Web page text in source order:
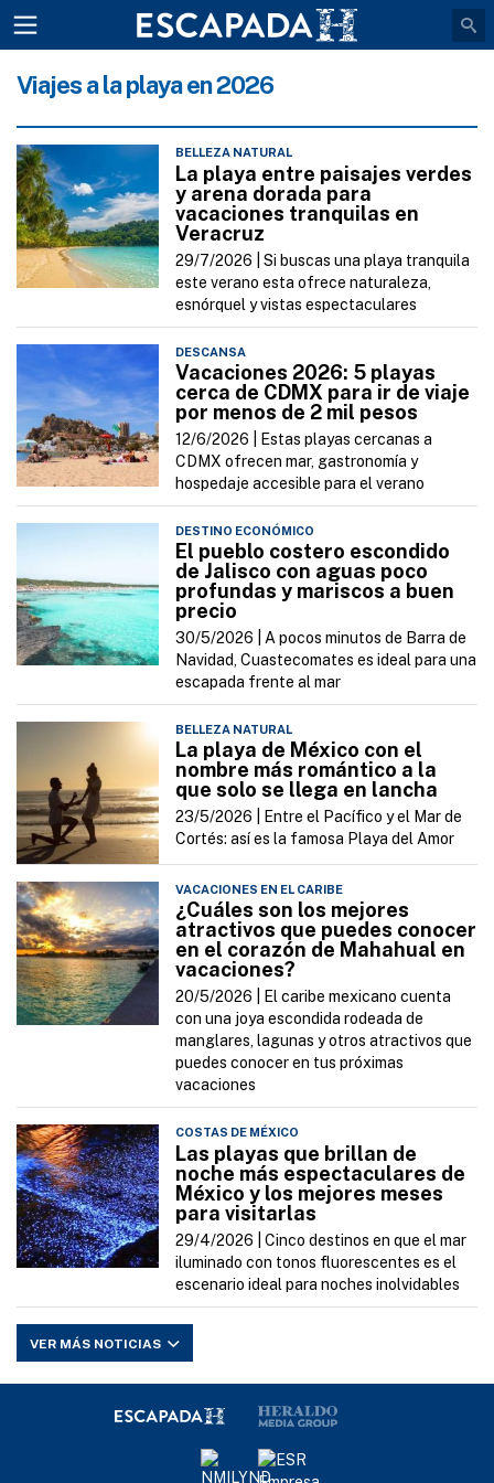
Viajes a la playa en 2026
BELLEZA NATURAL
La playa entre paisajes verdes
y arena dorada para
vacaciones tranquilas en
Veracruz
29/7/2026 |Si buscas una playa tranquila
este verano esta ofrece naturaleza,
esnórquel y vistas espectaculares
DESCANSA
Vacaciones 2026: 5 playas
cerca de CDMX para ir de viaje
por menos de 2 mil pesos
12/6/2026 |
Estas playas cercanas a
CDMX ofrecen mar, gastronomía y
hospedaje accesible para el verano
DESTINO ECONÓMICO
El pueblo costero escondido
de Jalisco con aguas poco
profundas y mariscos a buen
precio
30/5/2026 | A pocos minutos de Barra de
Navidad, Cuastecomates es ideal para una
escapada frente al mar
BELLEZA NATURAL
La playa de México con el
nombre más romántico a la
que solo se llega en lancha
23/5/2026 |
Entre el Pacífico y el Mar de
Cortés: así es la famosa Playa del Amor
VACACIONES EN EL CARIBE
¿Cuáles son los mejores
atractivos que puedes conocer
en el corazón de Mahahual en
vacaciones?
20/5/2026 |
El caribe mexicano cuenta
con una joya escondida rodeada de
manglares, lagunas y otros atractivos que
puedes conocer en tus próximas
vacaciones
COSTAS DE MÉXICO
Las playas que brillan de
noche más espectaculares de
México y los mejores meses
para visitarlas
29/4/2026 |Cinco destinos en que el mar
iluminado con tonos fluorescentes es el
escenario ideal para noches inolvidables
VER MÁS NOTICIAS